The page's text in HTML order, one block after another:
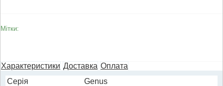
Мітки:
Характеристики Доставка Оплата
Cерія
Genus